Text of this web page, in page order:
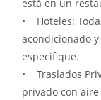
está en un
• Hoteles:
acondicionado
especifique.
• Traslados
privado con